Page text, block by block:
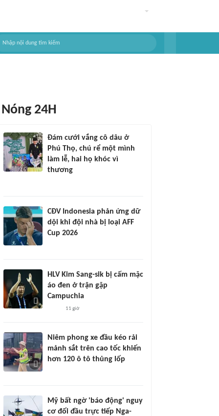
Nóng 24H
Đám cưới vắng cô dâu ở
Phú Thọ, chú rể một mình
làm lễ, hai họ khóc vì
thương
CĐV Indonesia phản ứng dữ
dội khi đội nhà bị loại AFF
Cup 2026
HLV Kim Sang-sik bị cấm mặc
áo đen ở trận gặp
Campuchia
11 giờ
Niêm phong xe đầu kéo rải
mảnh sắt trên cao tốc khiến
hơn 120 ô tô thủng lốp
Mỹ bất ngờ 'báo động' nguy
cơ đối đầu trực tiếp Nga-